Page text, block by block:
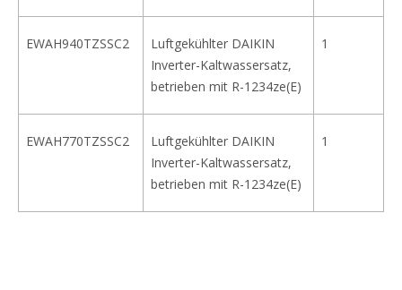
EWAH940TZSSC2
Luftgekühlter DAIKIN
Inverter-Kaltwassersatz,
betrieben mit R-1234ze(E)
1
EWAH770TZSSC2
Luftgekühlter DAIKIN
Inverter-Kaltwassersatz,
betrieben mit R-1234ze(E)
1